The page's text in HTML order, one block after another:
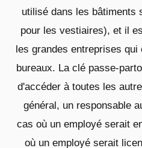
utilisé dans les bâtiments
pour les vestiaires), et il
les grandes entreprises
bureaux. La clé passe-
d'accéder à toutes les
général, un responsable
cas où un employé serait
où un employé serait